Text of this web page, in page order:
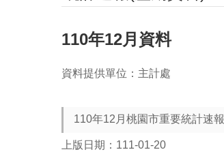
110年12月資料
資料提供單位：主計處
110年12月桃園市重要統計速報
上版日期：111-01-20